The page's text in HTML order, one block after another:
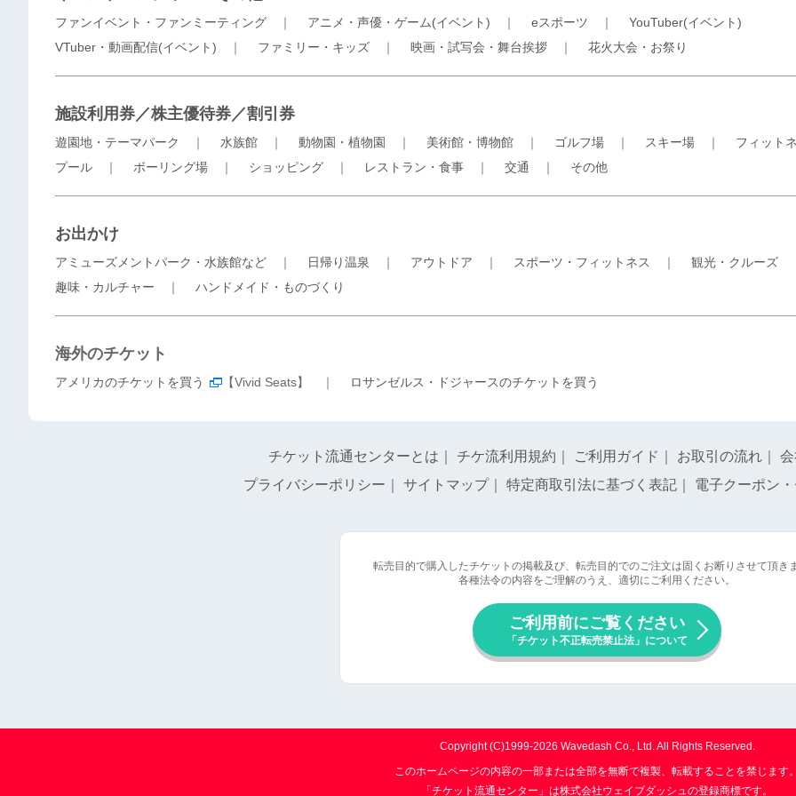
ファンイベント・ファンミーティング ｜ アニメ・声優・ゲーム(イベント) ｜ eスポーツ ｜ YouTuber(イベント)
VTuber・動画配信(イベント) ｜ ファミリー・キッズ ｜ 映画・試写会・舞台挨拶 ｜ 花火大会・お祭り
施設利用券／株主優待券／割引券
遊園地・テーマパーク ｜ 水族館 ｜ 動物園・植物園 ｜ 美術館・博物館 ｜ ゴルフ場 ｜ スキー場 ｜ フィット
プール ｜ ボーリング場 ｜ ショッピング ｜ レストラン・食事 ｜ 交通 ｜ その他
お出かけ
アミューズメントパーク・水族館など ｜ 日帰り温泉 ｜ アウトドア ｜ スポーツ・フィットネス ｜ 観光・クルーズ
趣味・カルチャー ｜ ハンドメイド・ものづくり
海外のチケット
アメリカのチケットを買う 【Vivid Seats】 ｜ ロサンゼルス・ドジャースのチケットを買う
チケット流通センターとは チケ流利用規約 ご利用ガイド お取引の流れ
プライバシーポリシー
サイトマップ｜ 特定商取引法に基づく表記 電子クーポン
転売目的で購入したチケットの掲載及び、転売目的でのご注文は固くお断りさせて頂きま
各種法令の内容をご理解のうえ、適切にご利用ください。
ご利用前にご覧ください
「チケット不正転売禁止法」について
Copyright (C)1999-2026 Wavedash Co., Ltd. All Rights Reserved.
このホームページの内容の一部または全部を無断で複製、転載することを禁じます。
「チケット流通センター」は株式会社ウェイブダッシュの登録商標です。